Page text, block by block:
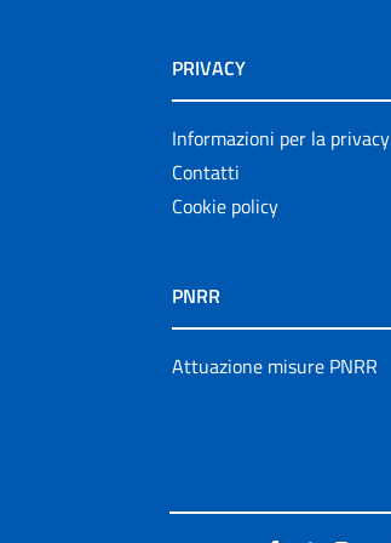
PRIVACY
Informazioni per la privacy
Contatti
Cookie policy
PNRR
Attuazione misure PNRR